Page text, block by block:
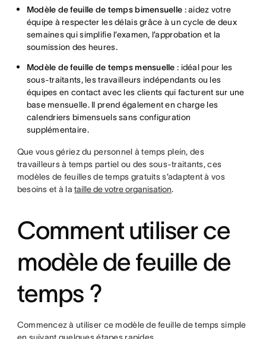
Modèle de feuille de temps bimensuelle : aidez votre
équipe à respecter les délais grâce à un cycle de deux
semaines qui simplifie l’examen, l’approbation et la
soumission des heures.
Modèle de feuille de temps mensuelle : idéal pour les
sous-traitants, les travailleurs indépendants ou les
équipes en contact avec les clients qui facturent sur une
base mensuelle. Il prend également en charge les
calendriers bimensuels sans configuration
supplémentaire.
Que vous gériez du personnel à temps plein, des
travailleurs à temps partiel ou des sous-traitants, ces
modèles de feuilles de temps gratuits s’adaptent à vos
besoins et à lataille de votre organisation.
Comment utiliser ce
modèle de feuille de
temps ?
Commencez à utiliser ce modèle de feuille de temps simple